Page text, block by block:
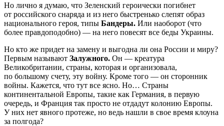
Но лично я думаю, что Зеленский героически погибнет
от российского снаряда и из него быстренько слепят образ
национального героя, типы Бандеры. Или наоборот (что
более правдоподобно) — на него повесят все беды Украины.
Но кто же придет на замену и выгодна ли она России и миру?
Первым называют Залужного. Он — креатура
Великобритании, страны, которая и организовала,
по большому счету, эту войну. Кроме того — он сторонник
войны. Кажется, что тут все ясно. Но… Страны
континентальной Европы, такие как Германия, в первую
очередь, и Франция так просто не отдадут колонию Европы.
У них нет явного протеже, но ведь нашли в свое время клоуна
за полгода?